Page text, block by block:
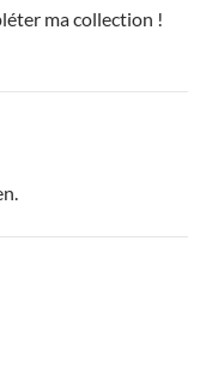
ma collection !